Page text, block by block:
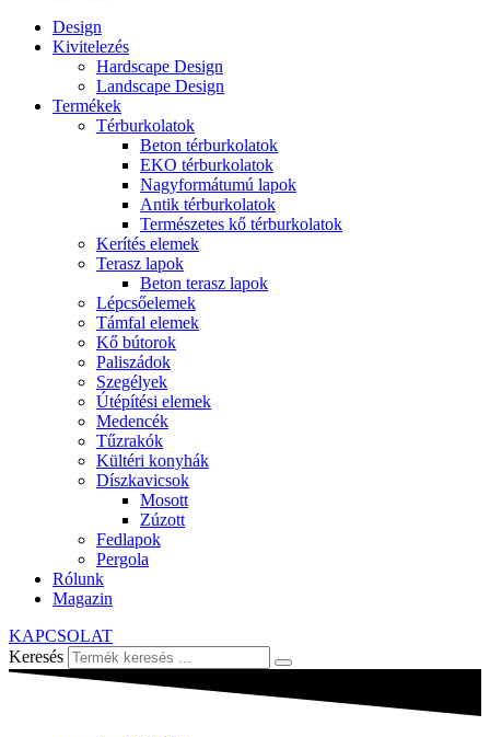
Design
Kivitelezés
Hardscape Design
Landscape Design
Termékek
Térburkolatok
Beton térburkolatok
EKO térburkolatok
Nagyformátumú lapok
Antik térburkolatok
Természetes kő térburkolatok
Kerítés elemek
Terasz lapok
Beton terasz lapok
Lépcsőelemek
Támfal elemek
Kő bútorok
Paliszádok
Szegélyek
Útépítési elemek
Medencék
Tűzrakók
Kültéri konyhák
Díszkavicsok
Mosott
Zúzott
Fedlapok
Pergola
Rólunk
Magazin
KAPCSOLAT
Keresés